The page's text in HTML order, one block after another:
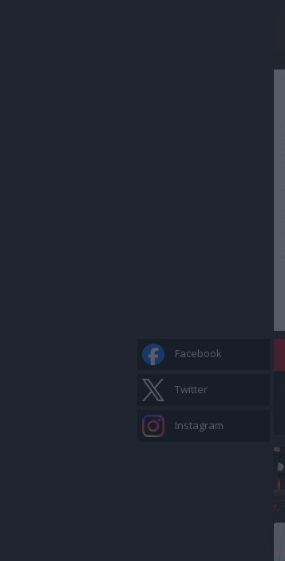
Facebook
Twitter
Instagram